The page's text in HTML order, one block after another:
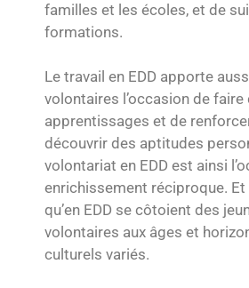
familles et les écoles, et de
formations.
Le travail en EDD apporte
volontaires l’occasion de faire
apprentissages et de
découvrir des aptitudes
volontariat en EDD est ainsi
enrichissement réciproque. Et
qu’en EDD se côtoient des
volontaires aux âges et
culturels variés.